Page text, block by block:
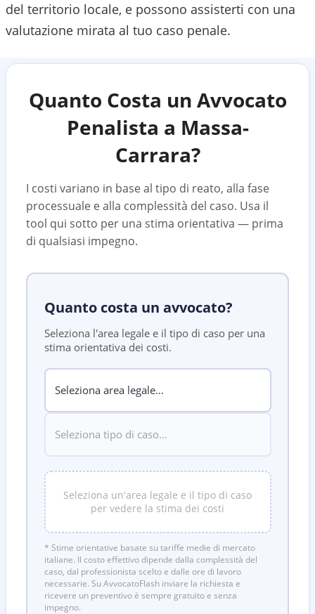
del territorio locale, e possono assisterti con una
valutazione mirata al tuo caso penale.
Quanto Costa un Avvocato
Penalista a Massa-
Carrara?
I costi variano in base al tipo di reato, alla fase
processuale e alla complessità del caso. Usa il
tool qui sotto per una stima orientativa — prima
di qualsiasi impegno.
Quanto costa un avvocato?
Seleziona l'area legale e il tipo di caso per una
stima orientativa dei costi.
Seleziona un'area legale e il tipo di caso
per vedere la stima dei costi
* Stime orientative basate su tariffe medie di mercato
italiane. Il costo effettivo dipende dalla complessità del
caso, dal professionista scelto e dalle ore di lavoro
necessarie. Su AvvocatoFlash inviare la richiesta e
ricevere un preventivo è sempre gratuito e senza
impegno.